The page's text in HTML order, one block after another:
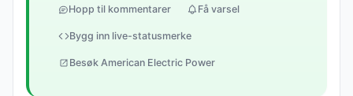
Hopp til kommentarer Få varsel
Bygg inn live-statusmerke
Besøk American Electric Power